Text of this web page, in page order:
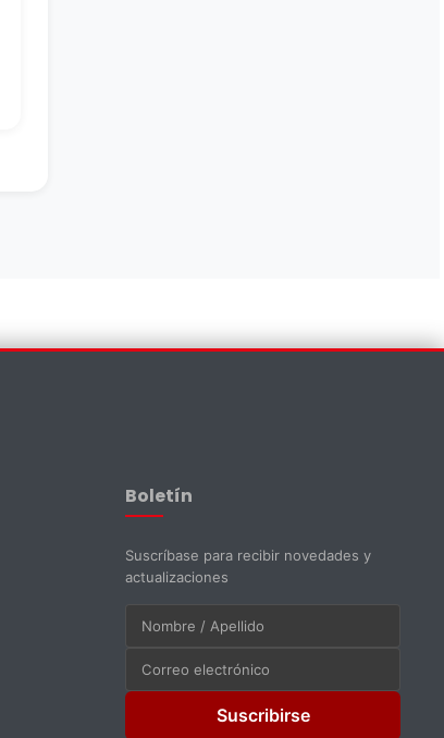
Boletín
Suscríbase para recibir novedades y
actualizaciones
Suscribirse